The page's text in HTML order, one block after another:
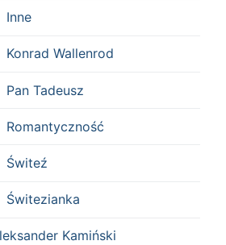
Inne
Konrad Wallenrod
Pan Tadeusz
Romantyczność
Świteź
Świtezianka
Kamiński